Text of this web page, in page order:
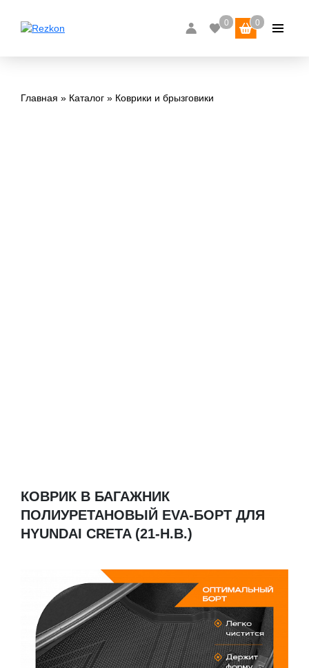
Главная Каталог Коврики и брызговики
КОВРИК В БАГАЖНИК
ПОЛИУРЕТАНОВЫЙ EVA-БОРТ ДЛЯ
HYUNDAI CRETA (21-Н.В.)